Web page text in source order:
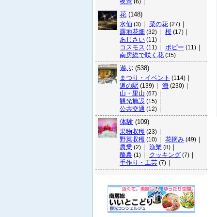
(6)
花 (148)
水仙 (3) ｜ 菜の花 (27) ｜
露地花畑 (32) ｜ 桜 (17) ｜
あじさい (11) ｜
コスモス (11) ｜ ポピー (11) ｜
南房総で咲く花 (35) ｜
遊ぶ (538)
まつり・イベント (114) ｜
道の駅 (139) ｜ 海 (230) ｜
山・里山 (67) ｜
観光施設 (15) ｜
公共交通 (12) ｜
体験 (109)
果物収穫 (23) ｜
野菜収穫 (10) ｜ 花摘み (49) ｜
農業 (2) ｜ 漁業 (8) ｜
酪農 (1) ｜ クッキング (7) ｜
手作り・工芸 (7) ｜